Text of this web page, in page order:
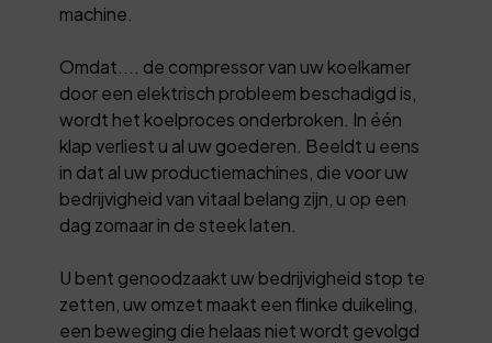
machine.
Omdat.... de compressor van uw koelkamer
door een elektrisch probleem beschadigd is,
wordt het koelproces onderbroken. In één
klap verliest u al uw goederen. Beeldt u eens
in dat al uw productiemachines, die voor uw
bedrijvigheid van vitaal belang zijn, u op een
dag zomaar in de steek laten.
U bent genoodzaakt uw bedrijvigheid stop te
zetten, uw omzet maakt een flinke duikeling,
een beweging die helaas niet wordt gevolgd